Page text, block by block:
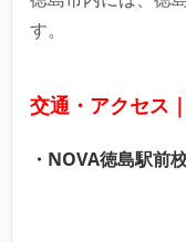
す。
交通・アクセス
・NOVA徳島駅前